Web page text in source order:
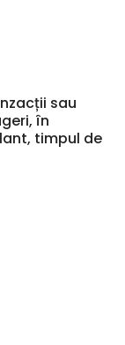
sau
în
timpul de